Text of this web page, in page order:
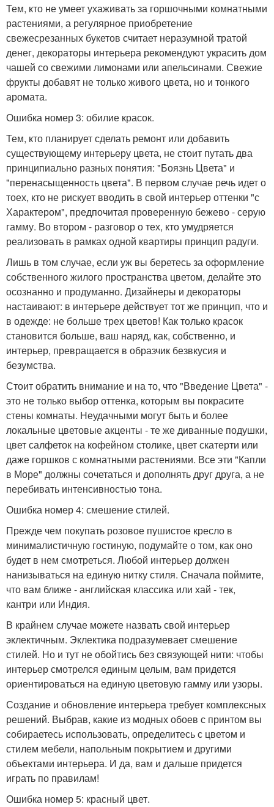
Тем, кто не умеет ухаживать за горшочными комнатными
растениями, а регулярное приобретение
свежесрезанных букетов считает неразумной тратой
денег, декораторы интерьера рекомендуют украсить дом
чашей со свежими лимонами или апельсинами. Свежие
фрукты добавят не только живого цвета, но и тонкого
аромата.
Ошибка номер 3: обилие красок.
Тем, кто планирует сделать ремонт или добавить
существующему интерьеру цвета, не стоит путать два
принципиально разных понятия: "Боязнь Цвета" и
"перенасыщенность цвета". В первом случае речь идет о
тоех, кто не рискует вводить в свой интерьер оттенки "с
Характером", предпочитая проверенную бежево - серую
гамму. Во втором - разговор о тех, кто умудряется
реализовать в рамках одной квартиры принцип радуги.
Лишь в том случае, если уж вы беретесь за оформление
собственного жилого пространства цветом, делайте это
осознанно и продуманно. Дизайнеры и декораторы
настаивают: в интерьере действует тот же принцип, что и
в одежде: не больше трех цветов! Как только красок
становится больше, ваш наряд, как, собственно, и
интерьер, превращается в образчик безвкусия и
безумства.
Стоит обратить внимание и на то, что "Введение Цвета" -
это не только выбор оттенка, которым вы покрасите
стены комнаты. Неудачными могут быть и более
локальные цветовые акценты - те же диванные подушки,
цвет салфеток на кофейном столике, цвет скатерти или
даже горшков с комнатными растениями. Все эти "Капли
в Море" должны сочетаться и дополнять друг друга, а не
перебивать интенсивностью тона.
Ошибка номер 4: смешение стилей.
Прежде чем покупать розовое пушистое кресло в
минималистичную гостиную, подумайте о том, как оно
будет в нем смотреться. Любой интерьер должен
нанизываться на единую нитку стиля. Сначала поймите,
что вам ближе - английская классика или хай - тек,
кантри или Индия.
В крайнем случае можете назвать свой интерьер
эклектичным. Эклектика подразумевает смешение
стилей. Но и тут не обойтись без связующей нити: чтобы
интерьер смотрелся единым целым, вам придется
ориентироваться на единую цветовую гамму или узоры.
Создание и обновление интерьера требует комплексных
решений. Выбрав, какие из модных обоев с принтом вы
собираетесь использовать, определитесь с цветом и
стилем мебели, напольным покрытием и другими
объектами интерьера. И да, вам и дальше придется
играть по правилам!
Ошибка номер 5: красный цвет.